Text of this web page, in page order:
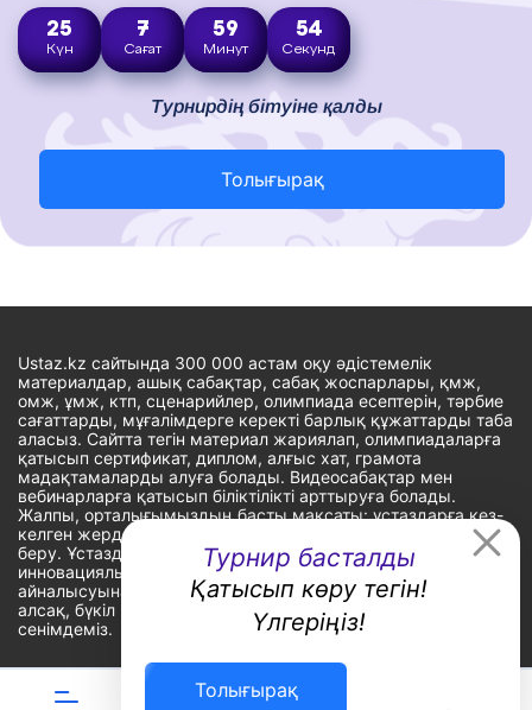
Турнир басталды
Қатысып көру тегін!
Үлгеріңіз!
Толығырақ
25
Күн
7
Сағат
59
Минут
53
Секунд
Турнирдің бітуіне қалды
Толығырақ
Ustaz.kz сайтында 300 000 астам оқу әдістемелік
материалдар, ашық сабақтар, сабақ жоспарлары, қмж,
омж, ұмж, ктп, сценарийлер, олимпиада есептерін, тәрбие
сағаттарды, мұғалімдерге керекті барлық құжаттарды таба
аласыз. Сайтта тегін материал жариялап, олимпиадаларға
қатысып сертификат, диплом, алғыс хат, грамота
мадақтамаларды алуға болады. Видеосабақтар мен
вебинарларға қатысып біліктілікті арттыруға болады.
Жалпы, орталығымыздың басты мақсаты: ұстаздарға кез-
келген жерде, кез-келген уақытта білім алуына мүмкіндік
беру. Ұстаздардың барлық өзекті мәселелеріне
инновациялық шешім тауып, шығармашылық жұмыспен
айналысуына уақыт сыйлау. «Ұстаздарға сапалы білім бере
алсақ, бүкіл Қазақ еліне білім бере аламыз» - деген
сенімдеміз.